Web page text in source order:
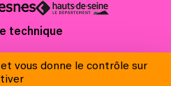
technique
vous donne le contrôle sur